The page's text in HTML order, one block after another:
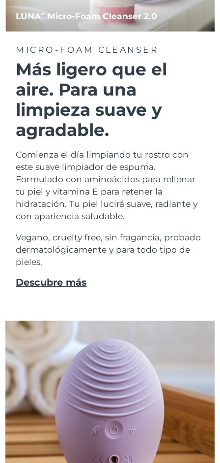
LUNATM Micro-Foam Cleanser 2.0
MICRO-FOAM CLEANSER
Más ligero que el
aire. Para una
limpieza suave y
agradable.
Comienza el día limpiando tu rostro con
este suave limpiador de espuma.
Formulado con aminoácidos para rellenar
tu piel y vitamina E para retener la
hidratación. Tu piel lucirá suave, radiante y
con apariencia saludable.
Vegano, cruelty free, sin fragancia, probado
dermatológicamente y para todo tipo de
pieles.
Descubre más